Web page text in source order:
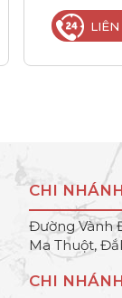
LIÊN
CHI
Đường Vành
Ma Thuột,
CHI